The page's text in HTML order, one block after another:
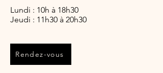
Lundi : 10h à 18h30
Jeudi : 11h30 à 20h30
Rendez-vous